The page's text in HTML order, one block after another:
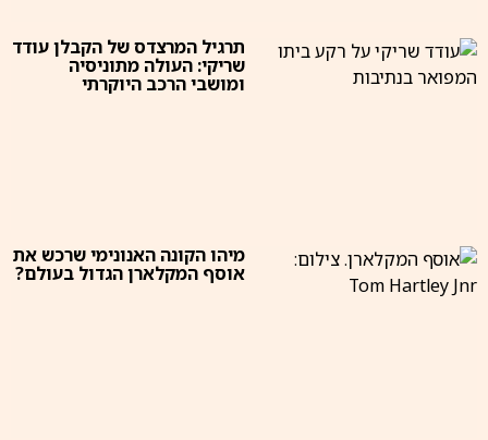
תרגיל המרצדס של הקבלן עודד
שריקי: העולה מתוניסיה
ומושבי הרכב היוקרתי
מיהו הקונה האנונימי שרכש את
אוסף המקלארן הגדול בעולם?